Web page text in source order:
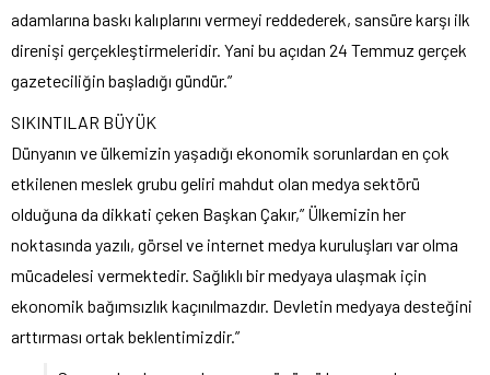
adamlarına baskı kalıplarını vermeyi reddederek, sansüre karşı ilk
direnişi gerçekleştirmeleridir. Yani bu açıdan 24 Temmuz gerçek
gazeteciliğin başladığı gündür.”
SIKINTILAR BÜYÜK
Dünyanın ve ülkemizin yaşadığı ekonomik sorunlardan en çok
etkilenen meslek grubu geliri mahdut olan medya sektörü
olduğuna da dikkati çeken Başkan Çakır,” Ülkemizin her
noktasında yazılı, görsel ve internet medya kuruluşları var olma
mücadelesi vermektedir. Sağlıklı bir medyaya ulaşmak için
ekonomik bağımsızlık kaçınılmazdır. Devletin medyaya desteğini
arttırması ortak beklentimizdir.”